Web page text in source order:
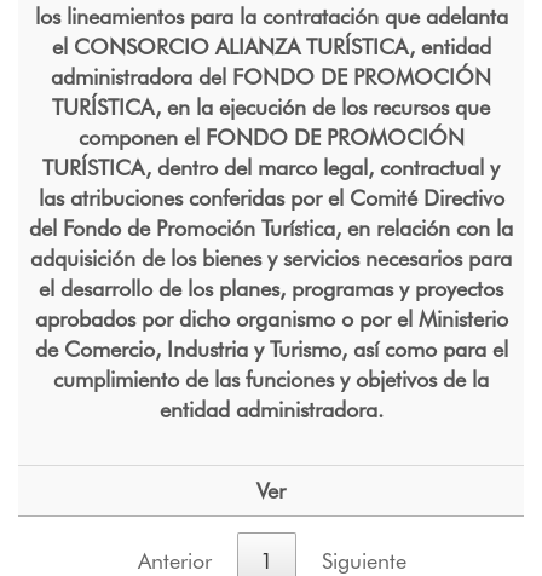
los lineamientos para la contratación que adelanta
el CONSORCIO ALIANZA TURÍSTICA, entidad
administradora del FONDO DE PROMOCIÓN
TURÍSTICA, en la ejecución de los recursos que
componen el FONDO DE PROMOCIÓN
TURÍSTICA, dentro del marco legal, contractual y
las atribuciones conferidas por el Comité Directivo
del Fondo de Promoción Turística, en relación con la
adquisición de los bienes y servicios necesarios para
el desarrollo de los planes, programas y proyectos
aprobados por dicho organismo o por el Ministerio
de Comercio, Industria y Turismo, así como para el
cumplimiento de las funciones y objetivos de la
entidad administradora.
Ver
Anterior 1 Siguiente